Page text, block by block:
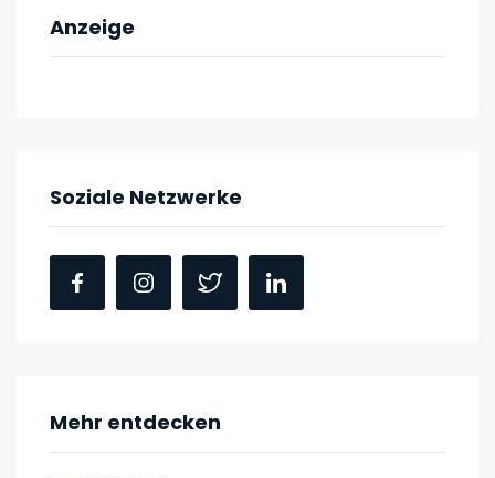
Anzeige
Soziale Netzwerke
Mehr entdecken